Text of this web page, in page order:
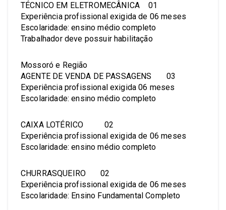
TÉCNICO EM ELETROMECÂNICA 01
Experiência profissional exigida de 06 meses
Escolaridade: ensino médio completo
Trabalhador deve possuir habilitação
Mossoró e Região
AGENTE DE VENDA DE PASSAGENS 03
Experiência profissional exigida 06 meses
Escolaridade: ensino médio completo
CAIXA LOTÉRICO 02
Experiência profissional exigida de 06 meses
Escolaridade: ensino médio completo
CHURRASQUEIRO 02
Experiência profissional exigida de 06 meses
Escolaridade: Ensino Fundamental Completo